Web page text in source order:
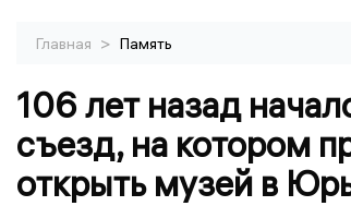
Главная > Память
106 лет назад
съезд, на котором
открыть музей в